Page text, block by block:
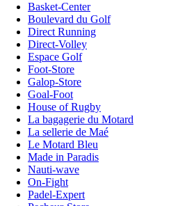
Basket-Center
Boulevard du Golf
Direct Running
Direct-Volley
Espace Golf
Foot-Store
Galop-Store
Goal-Foot
House of Rugby
La bagagerie du Motard
La sellerie de Maé
Le Motard Bleu
Made in Paradis
Nauti-wave
On-Fight
Padel-Expert